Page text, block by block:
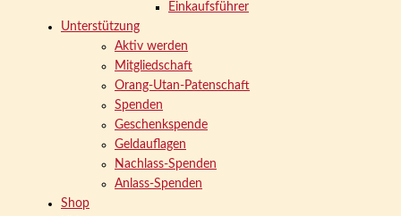
Einkaufsführer
Unterstützung
Aktiv werden
Mitgliedschaft
Orang-Utan-Patenschaft
Spenden
Geschenkspende
Geldauflagen
Nachlass-Spenden
Anlass-Spenden
Shop